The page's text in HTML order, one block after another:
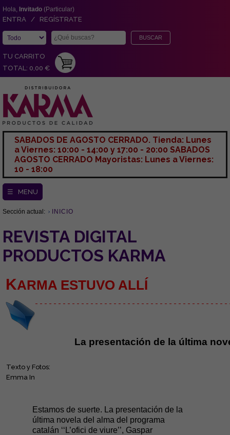
Hola, Invitado (Particular)
ENTRA / REGÍSTRATE
TU CARRITO
TOTAL: 0,00 €
SABADOS DE AGOSTO CERRADO. Tienda: Lunes
a Viernes: 10:00 - 14:00 y 17:00 - 20:00 SABADOS
AGOSTO CERRADO Mayoristas: Lunes a Viernes:
10 - 18:00
☰ MENU
Sección actual: INICIO
REVISTA DIGITAL
PRODUCTOS KARMA
KARMA ESTUVO ALLÍ
- - - - - - - - - - - - - - - - - - - - - - - - - - - - - - - - - - - - - - - - -
La presentación de la última
Texto y Fotos:
Emma In
Estamos de suerte. La presentación de la
última novela del alma del programa
catalán ‘‘L’ofici de viure’’, Gaspar